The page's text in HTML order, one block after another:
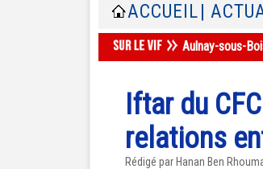
ACCUEIL |
Aulnay-sous-
Iftar du
relations
Rédigé par Hanan Ben